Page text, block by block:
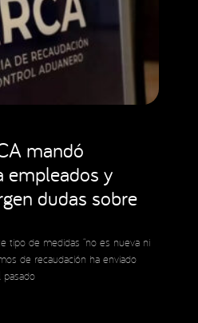
mandó
empleados y
dudas sobre
tipo de medidas “no es nueva ni
de recaudación ha enviado
pasado